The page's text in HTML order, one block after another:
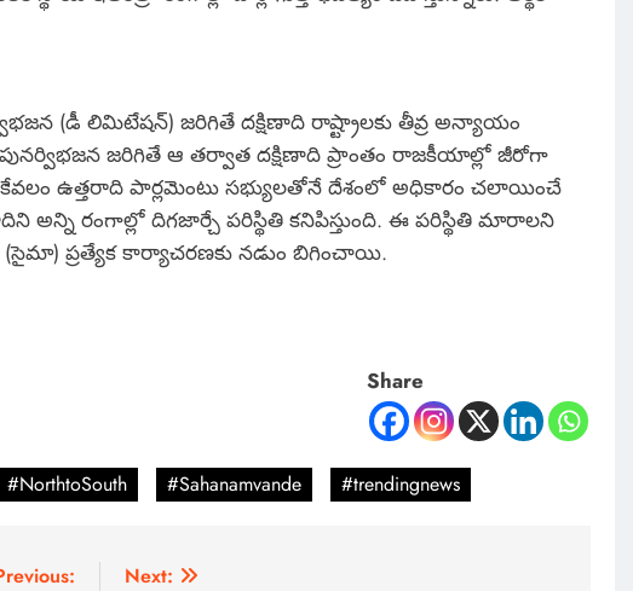
(డీ లిమిటేషన్) జరిగితే దక్షిణాది రాష్ట్రాలకు తీవ్ర అన్యాయం
పునర్విభజన జరిగితే ఆ తర్వాత దక్షిణాది ప్రాంతం రాజకీయాల్లో జీరోగా
ఉత్తరాది పార్లమెంటు సభ్యులతోనే దేశంలో అధికారం చలాయించే
అన్ని రంగాల్లో దిగజార్చే పరిస్థితి కనిపిస్తుంది. ఈ పరిస్థితి మారాలని
ప్రత్యేక కార్యాచరణకు నడుం బిగించాయి.
Share
#NorthtoSouth #Sahanamvande #trendingnews
Next: